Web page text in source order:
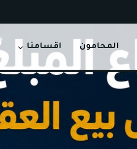
المحامون اقسامنا